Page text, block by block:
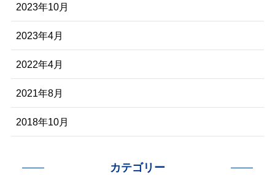
2023年10月
2023年4月
2022年4月
2021年8月
2018年10月
カテゴリー